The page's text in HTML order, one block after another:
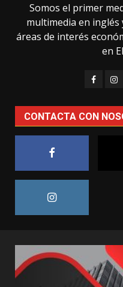
Somos el primer
multimedia en inglés
áreas de interés
en
CONTACTA CON